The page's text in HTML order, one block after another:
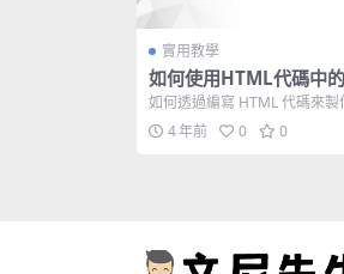
實用教學
如何使用HTML代碼中
標籤製作網頁中閃爍的
如何透過編寫 HTML 代碼來
色的滾動文字？ 我們在做網站
4 年前 0 0